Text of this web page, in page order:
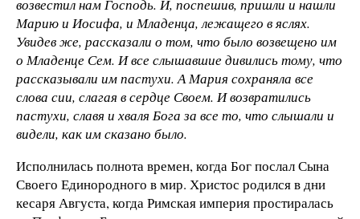
возвестил нам Господь. И, поспешив, пришли и нашли
Марию и Иосифа, и Младенца, лежащего в яслях.
Увидев же, рассказали о том, что было возвещено им
о Младенце Сем. И все слышавшие дивились тому, что
рассказывали им пастухи. А Мария сохраняла все
слова сии, слагая в сердце Своем. И возвратились
пастухи, славя и хваля Бога за все то, что слышали и
видели, как им сказано было.
Исполнилась полнота времен, когда Бог послал Сына
Своего Единородного в мир. Христос родился в дни
кесаря Августа, когда Римская империя простиралась